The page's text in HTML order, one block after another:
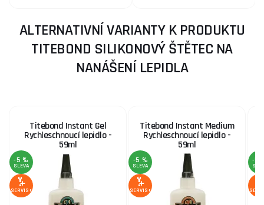
ALTERNATIVNÍ VARIANTY K PRODUKTU
TITEBOND SILIKONOVÝ ŠTĚTEC NA
NANÁŠENÍ LEPIDLA
Titebond Instant Gel
Rychleschnoucí lepidlo -
59ml
-5 %
SLEVA
SERVIS+
Titebond Instant Medium
Rychleschnoucí lepidlo -
59ml
-5 %
SLEVA
SERVIS+
-5